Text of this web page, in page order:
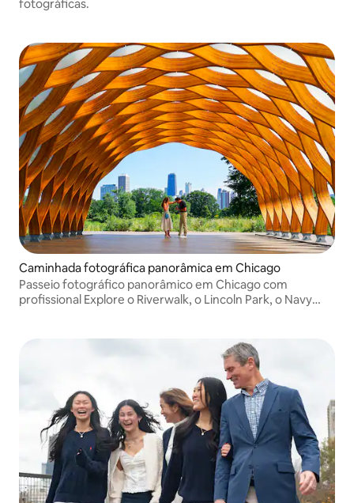
fotográficas.
Caminhada fotográfica panorâmica em Chicago
Passeio fotográfico panorâmico em Chicago com
profissional Explore o Riverwalk, o Lincoln Park, o Navy